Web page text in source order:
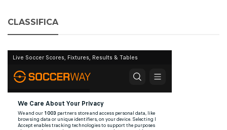
CLASSIFICA